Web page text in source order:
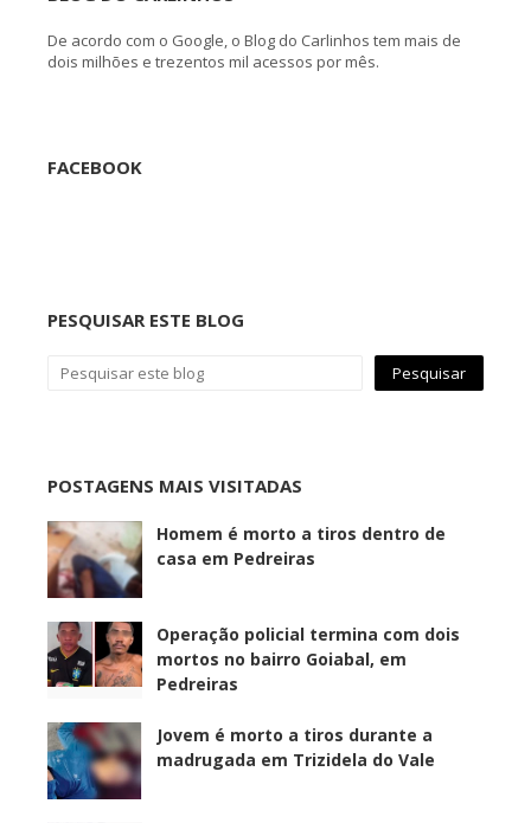
De acordo com o Google, o Blog do Carlinhos tem mais de
dois milhões e trezentos mil acessos por mês.
FACEBOOK
PESQUISAR ESTE BLOG
POSTAGENS MAIS VISITADAS
Homem é morto a tiros dentro de
casa em Pedreiras
Operação policial termina com dois
mortos no bairro Goiabal, em
Pedreiras
Jovem é morto a tiros durante a
madrugada em Trizidela do Vale